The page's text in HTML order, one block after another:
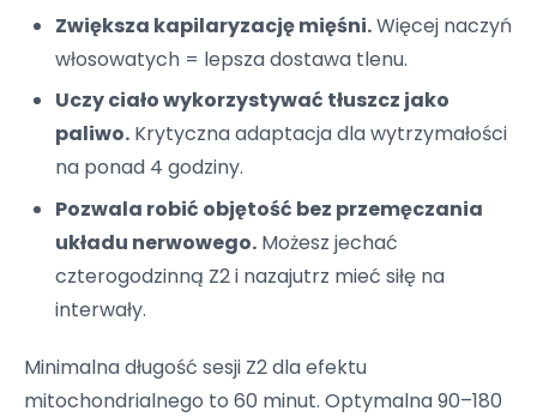
Zwiększa kapilaryzację mięśni.Więcej naczyń
włosowatych = lepsza dostawa tlenu.
Uczy ciało wykorzystywać tłuszcz jako
paliwo.Krytyczna adaptacja dla wytrzymałości
na ponad 4 godziny.
Pozwala robić objętość bez przemęczania
układu nerwowego.Możesz jechać
czterogodzinną Z2 i nazajutrz mieć siłę na
interwały.
Minimalna długość sesji Z2 dla efektu
mitochondrialnego to 60 minut. Optymalna 90–180